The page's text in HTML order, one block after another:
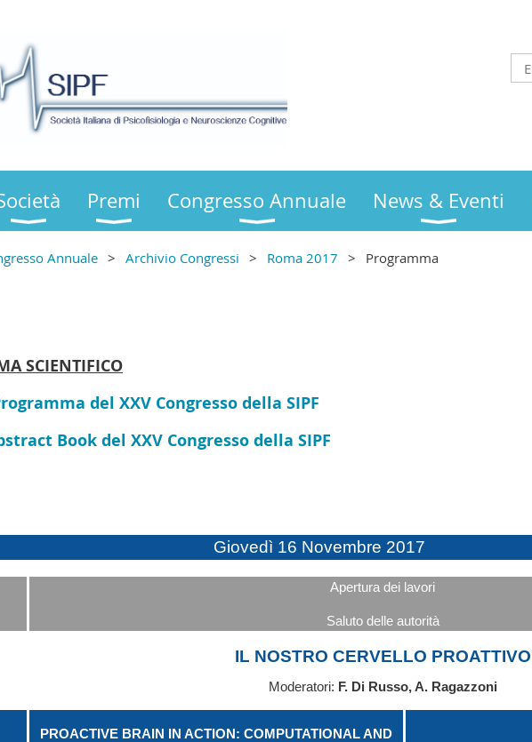
Premi Congresso Annuale News & Eventi
Annuale Archivio Congressi Roma 2017
Programma
SCIENTIFICO
del XXV Congresso della SIPF
Book del XXV Congresso della SIPF
Giovedì 16 Novembre 2017
Apertura dei lavori
Saluto delle autorità
IL NOSTRO CERVELLO PROATTIVO
Moderatori: F. Di Russo, A. Ragazzoni
PROACTIVE BRAIN IN ACTION: COMPUTATIONAL AND